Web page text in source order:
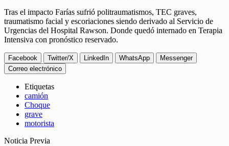
Tras el impacto Farías sufrió politraumatismos, TEC graves,
traumatismo facial y escoriaciones siendo derivado al Servicio de
Urgencias del Hospital Rawson. Donde quedó internado en Terapia
Intensiva con pronóstico reservado.
Facebook Twitter/X LinkedIn WhatsApp
Messenger
Correo electrónico
Etiquetas
camión
Choque
grave
motorista
Noticia Previa